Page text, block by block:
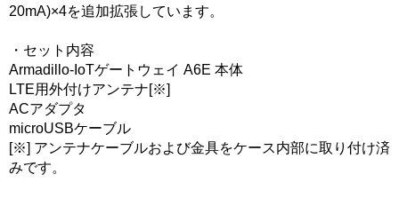
20mA)×4を追加拡張しています。
・セット内容
Armadillo-IoTゲートウェイ A6E 本体
LTE用外付けアンテナ[※]
ACアダプタ
microUSBケーブル
[※] アンテナケーブルおよび金具をケース内部に取り付け済
みです。